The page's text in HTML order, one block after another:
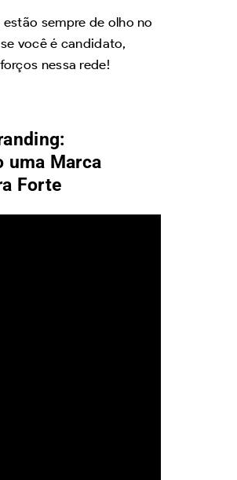
estão sempre de olho no
você é candidato,
nessa rede!
uma Marca
Forte